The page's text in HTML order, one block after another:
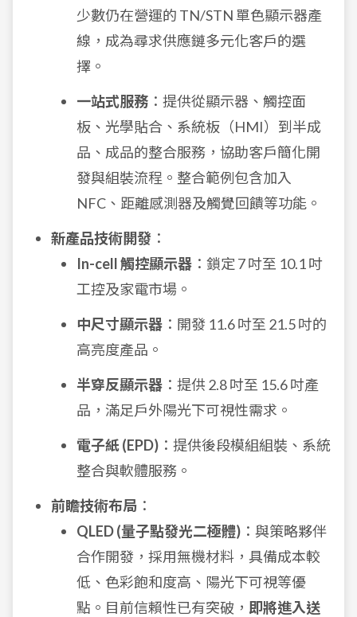
少數仍在營運的 TN/STN 單色顯示器產
線，成為尋求供應鏈多元化客戶的選
擇。
一站式服務 ：提供從顯示器、觸控面
板、光學貼合、系統板（HMI）到半成
品、成品的整合服務，協助客戶簡化開
發與組裝流程。整合範例包含加入
NFC、距離感測器及觸覺回饋等功能。
新產品技術開發 ：
In-cell 觸控顯示器 ：鎖定 7 吋至 10.1 吋
工控及家電市場。
中尺寸顯示器 ：開發 11.6 吋至 21.5 吋的
高亮度產品。
半穿反顯示器 ：提供 2.8 吋至 15.6 吋產
品，滿足戶外陽光下可視性需求。
電子紙 (EPD) ：提供後段模組組裝、系統
整合與軟體服務。
前瞻技術布局 ：
QLED (量子點發光二極體) ：與策略夥伴
合作開發，採用無機材料，具備成本較
低、色彩飽和度高、陽光下可視等優
點。目前信賴性已有突破， 即將進入送